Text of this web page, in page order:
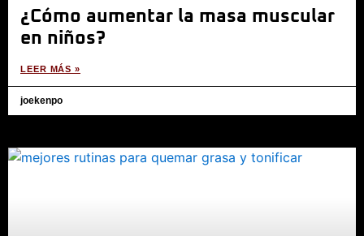
¿Cómo aumentar la masa muscular
en niños?
LEER MÁS »
joekenpo